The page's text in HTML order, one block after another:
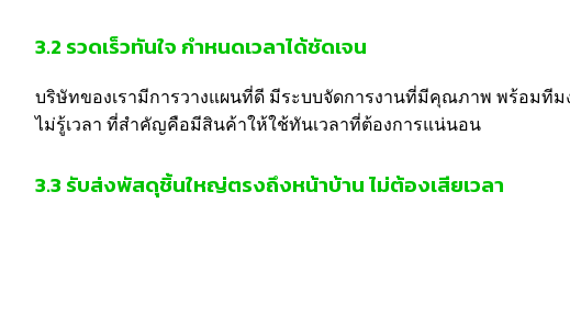
3.2 รวดเร็วทันใจ กำหนดเวลาได้ชัดเจน
บริษัทของเรามีการวางแผนที่ดี มีระบบจัดการงานที่มีคุณภาพ พร้อมทีม
ไม่รู้เวลา ที่สำคัญคือมีสินค้าให้ใช้ทันเวลาที่ต้องการแน่นอน
3.3 รับส่งพัสดุชิ้นใหญ่ตรงถึงหน้าบ้าน ไม่ต้องเสียเวลา